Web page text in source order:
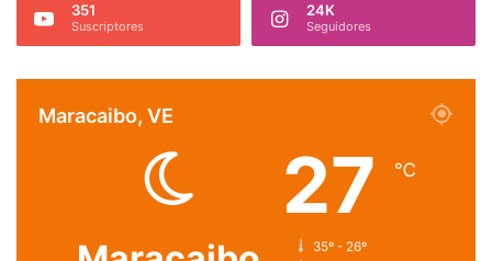
351
Suscriptores
24K
Seguidores
Maracaibo, VE
27 ℃
35º - 26º